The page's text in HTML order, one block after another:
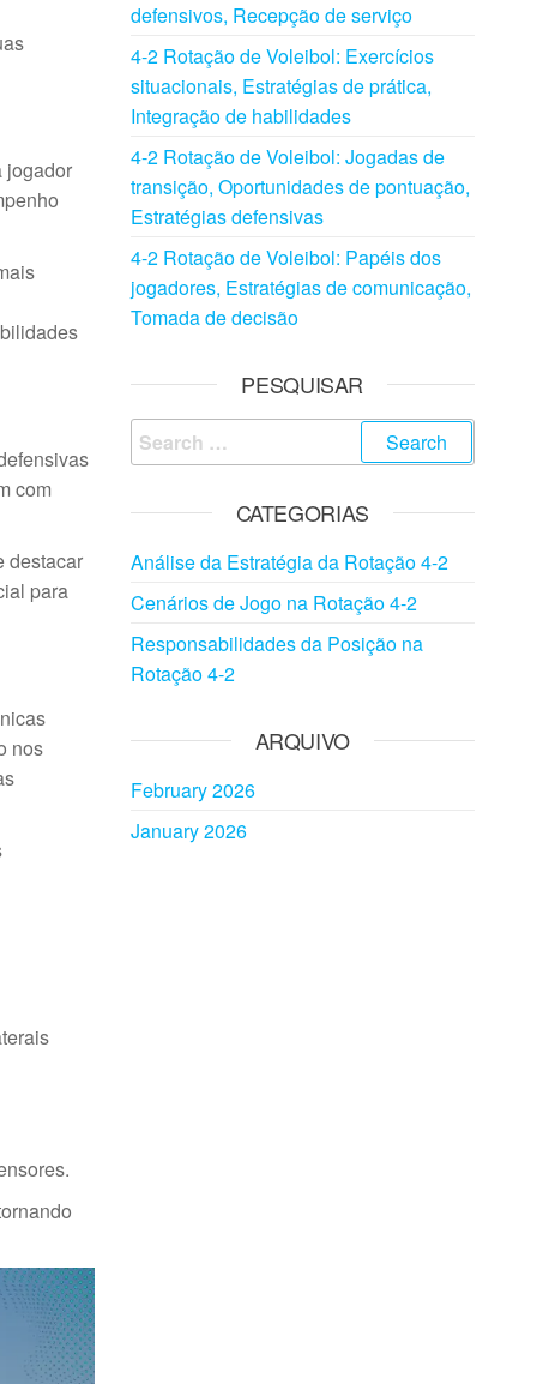
jogador
com
destacar
para
nos
defensivos, Recepção de serviço
4-2 Rotação de Voleibol: Exercícios
situacionais, Estratégias de prática,
Integração de habilidades
4-2 Rotação de Voleibol: Jogadas de
transição, Oportunidades de pontuação,
Estratégias defensivas
4-2 Rotação de Voleibol: Papéis dos
jogadores, Estratégias de comunicação,
Tomada de decisão
PESQUISAR
Search
for:
CATEGORIAS
Análise da Estratégia da Rotação 4-2
Cenários de Jogo na Rotação 4-2
Responsabilidades da Posição na
Rotação 4-2
ARQUIVO
February 2026
January 2026